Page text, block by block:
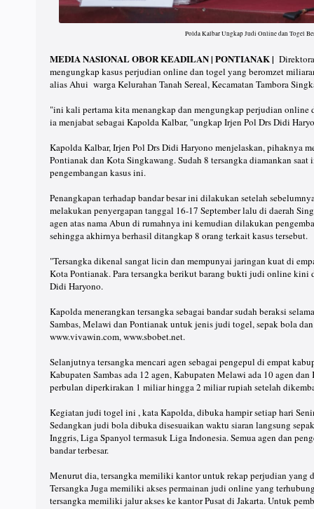
Polda Kalbar Ungkap Judi Online dan Togel
MEDIA NASIONAL OBOR KEADILAN | PONTIANAK |
mengungkap kasus perjudian online dan togel yang beromzet
alias Ahui warga Kelurahan Tanah Sereal, Kecamatan Tambora
"ini kali pertama kita menangkap dan mengungkap perjudian online
ia menjabat sebagai Kapolda Kalbar, "ungkap Irjen Pol Drs Didi
Kapolda Kalbar, Irjen Pol Drs Didi Haryono menjelaskan, pihaknya
Pontianak dan Kota Singkawang. Sudah 8 tersangka diamankan saat
pengembangan kasus ini.
Penangkapan terhadap bandar besar ini dilakukan setelah
melakukan penyergapan tanggal 16-17 September lalu di daerah
agen atas nama Abun di rumahnya ini kemudian dilakukan
sehingga akhirnya berhasil ditangkap 8 orang terkait kasus tersebut.
"Tersangka dikenal sangat licin dan mempunyai jaringan kuat di
Kota Pontianak. Para tersangka berikut barang bukti judi online
Didi Haryono.
Kapolda menerangkan tersangka sebagai bandar sudah beraksi
Sambas, Melawi dan Pontianak untuk jenis judi togel, sepak bola
www.vivawin.com, www.sbobet.net.
Selanjutnya tersangka mencari agen sebagai pengepul di empat
Kabupaten Sambas ada 12 agen, Kabupaten Melawi ada 10 agen
perbulan diperkirakan 1 miliar hingga 2 miliar rupiah setelah
Kegiatan judi togel ini , kata Kapolda, dibuka hampir setiap hari
Sedangkan judi bola dibuka disesuaikan waktu siaran langsung
Inggris, Liga Spanyol termasuk Liga Indonesia. Semua agen dan
bandar terbesar.
Menurut dia, tersangka memiliki kantor untuk rekap perjudian yang
Tersangka Juga memiliki akses permainan judi online yang
tersangka memiliki jalur akses ke kantor Pusat di Jakarta. Untuk